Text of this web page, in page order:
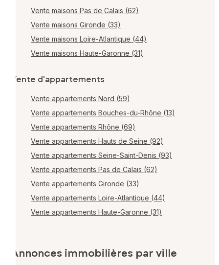
Vente maisons Pas de Calais (62)
Vente maisons Gironde (33)
Vente maisons Loire-Atlantique (44)
Vente maisons Haute-Garonne (31)
Vente d'appartements
Vente appartements Nord (59)
Vente appartements Bouches-du-Rhône (13)
Vente appartements Rhône (69)
Vente appartements Hauts de Seine (92)
Vente appartements Seine-Saint-Denis (93)
Vente appartements Pas de Calais (62)
Vente appartements Gironde (33)
Vente appartements Loire-Atlantique (44)
Vente appartements Haute-Garonne (31)
Annonces immobilières par ville